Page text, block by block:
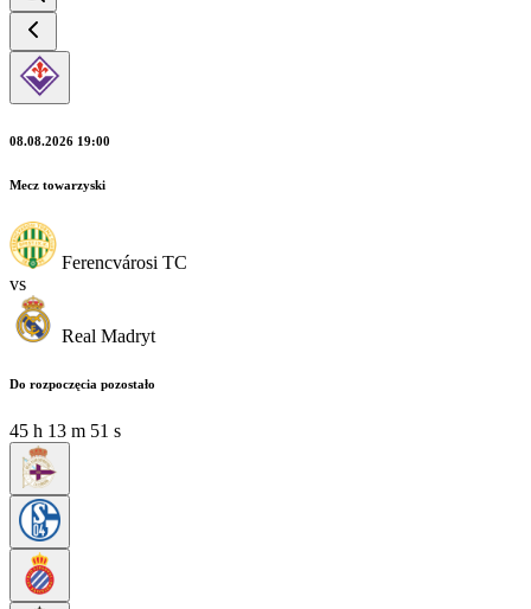
08.08.2026 19:00
Mecz towarzyski
Ferencvárosi TC
vs
Real Madryt
Do rozpoczęcia pozostało
45 h 13 m 49 s